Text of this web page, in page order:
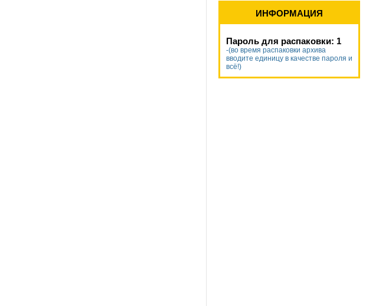
ИНФОРМАЦИЯ
Пароль для распаковки: 1
-(во время распаковки архива
вводите единицу в качестве пароля и
всё!)